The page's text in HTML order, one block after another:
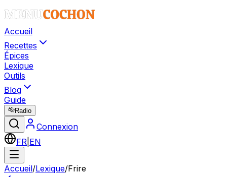
Accueil
Recettes
Épices
Lexique
Outils
Blog
Guide
Radio
Connexion
FR EN
Accueil/Lexique/Frire